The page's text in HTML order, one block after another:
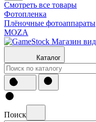
Смотреть все товары
Фотопленка
Плёночные фотоаппараты
MOZA
Каталог
Поиск